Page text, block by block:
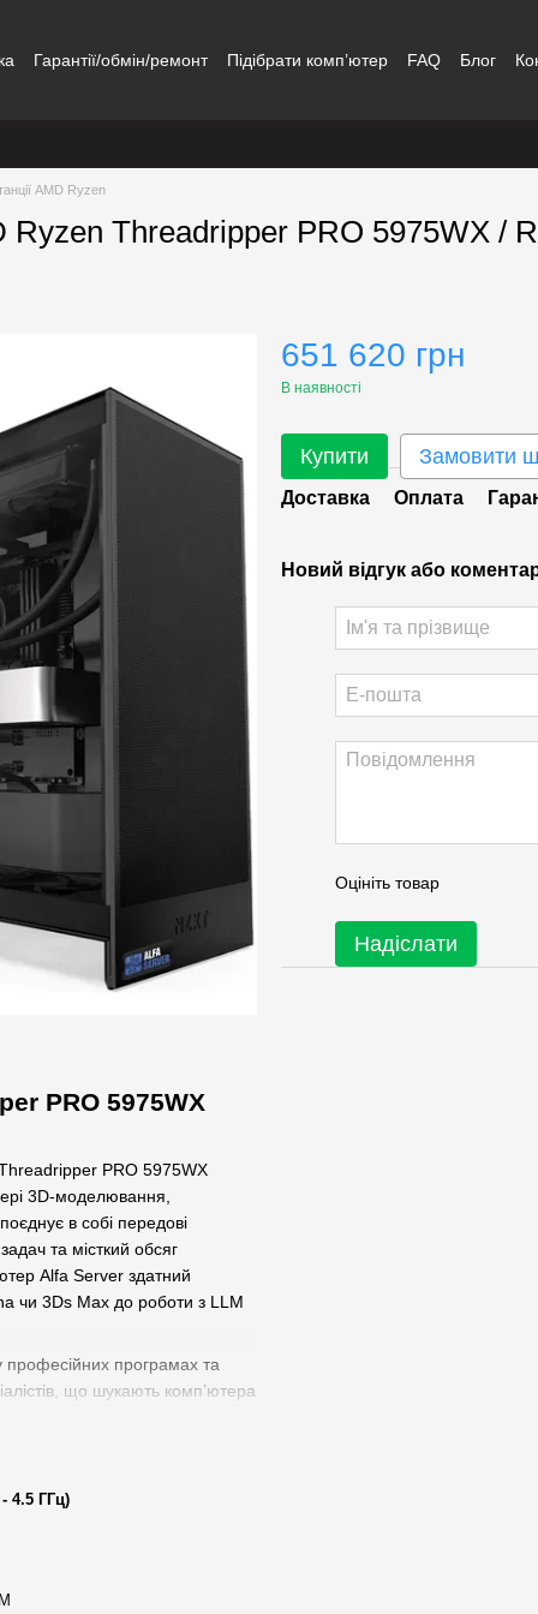
Гарантії/обмін/ремонт Підібрати комп’ютер FAQ Блог
AMD Ryzen
Ryzen Threadripper PRO 5975WX /
PRO 5975WX
PRO 5975WX
3D-моделювання,
в собі передові
та місткий обсяг
Alfa Server здатний
чи 3Ds Max до роботи з LLM
професійних програмах та
що шукають комп’ютера
машинного навчання та
4.5 ГГц)
651 620 грн
В наявності
Купити Замовити
Доставка Оплата
Новий відгук або
Оцініть товар
Надіслати